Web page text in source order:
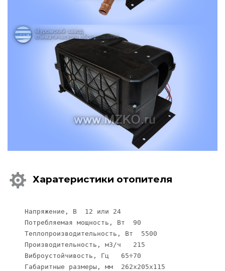
Харатеристики отопителя
Напряжение, В  12 или 24
Потребляемая мощность, Вт  90
Теплопроизводительность, Вт  5500
Производительность, м3/ч   215
Виброустойчивость, Гц   65÷70
Габаритные размеры, мм  262х205х115